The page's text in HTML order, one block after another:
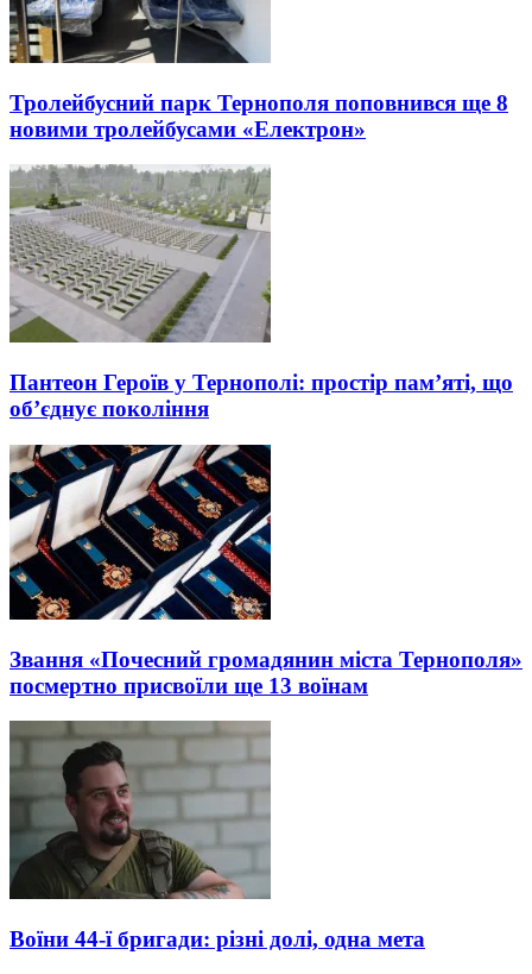
Тролейбусний парк Тернополя поповнився ще 8
новими тролейбусами «Електрон»
Пантеон Героїв у Тернополі: простір пам’яті, що
об’єднує покоління
Звання «Почесний громадянин міста Тернополя»
посмертно присвоїли ще 13 воїнам
Воїни 44-ї бригади: різні долі, одна мета